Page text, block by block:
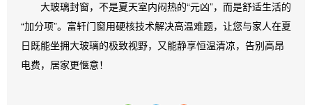
大玻璃封窗，不是夏天室内闷热的“元凶”，而是舒适生活的
“加分项”。富轩门窗用硬核技术解决高温难题，让您与家人在夏
日既能坐拥大玻璃的极致视野，又能静享恒温清凉，告别高昂
电费，居家更惬意！